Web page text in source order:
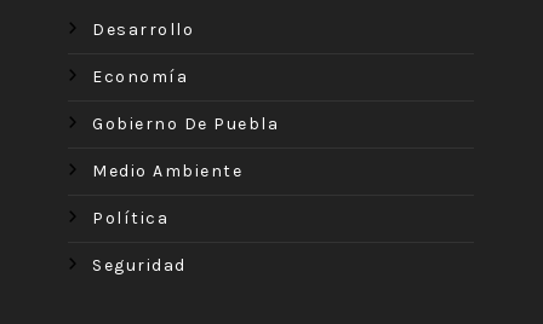
Desarrollo
Economía
Gobierno De Puebla
Medio Ambiente
Política
Seguridad